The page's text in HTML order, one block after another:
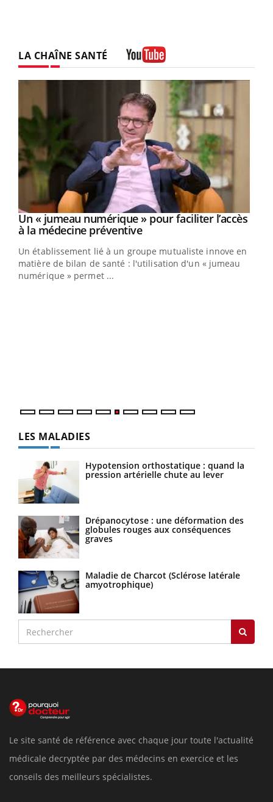
LA CHAÎNE SANTÉ
Youtube
Un « jumeau numérique » pour faciliter l’accès
à la médecine préventiveYoutube
Un établissement lié à un groupe mutualiste innove en
matière de bilan de santé : l'utilisation d'un « jumeau
numérique » permet ...
LES MALADIES
Hypotension orthostatique : quand la
pression artérielle chute au lever
Drépanocytose : une déformation des
globules rouges aux conséquences
graves
Maladie de Charcot (Sclérose latérale
amyotrophique)
Le site santé de référence avec chaque jour toute l'actualité
médicale decryptée par des médecins en exercice et les
conseils des meilleurs spécialistes.